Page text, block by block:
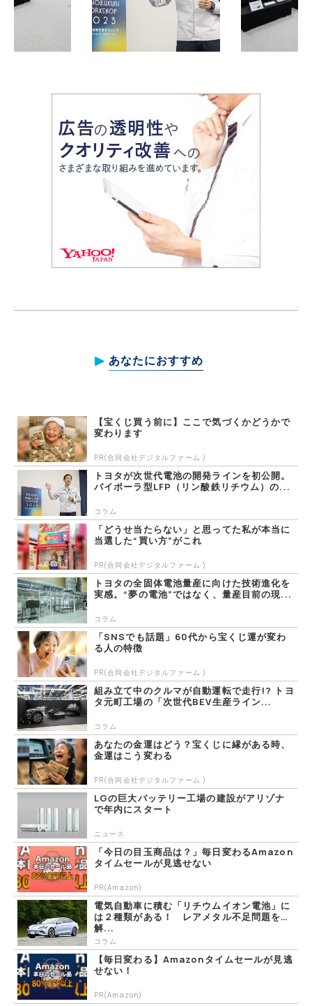
あなたにおすすめ
【宝くじ買う前に】ここで気づくかどうかで
変わります
PR(合同会社デジタルファーム )
トヨタが次世代電池の開発ラインを初公開。
バイポーラ型LFP（リン酸鉄リチウム）の...
コラム
「どうせ当たらない」と思ってた私が本当に
当選した“買い方”がこれ
PR(合同会社デジタルファーム )
トヨタの全固体電池量産に向けた技術進化を
実感。“夢の電池”ではなく、量産目前の現...
コラム
「SNSでも話題」60代から宝くじ運が変わ
る人の特徴
PR(合同会社デジタルファーム )
組み立て中のクルマが自動運転で走行!? トヨ
タ元町工場の「次世代BEV生産ライン...
コラム
あなたの金運はどう？宝くじに縁がある時、
金運はこう変わる
PR(合同会社デジタルファーム )
LGの巨大バッテリー工場の建設がアリゾナ
で年内にスタート
ニュース
「今日の目玉商品は？」毎日変わるAmazon
タイムセールが見逃せない
PR(Amazon)
電気自動車に積む「リチウムイオン電池」に
は２種類がある！ レアメタル不足問題を
解...
コラム
【毎日変わる】Amazonタイムセールが見逃
せない！
PR(Amazon)